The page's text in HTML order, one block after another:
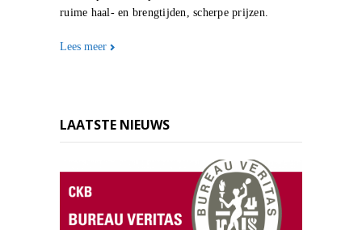
ruime haal- en brengtijden, scherpe prijzen.
Lees meer
LAATSTE NIEUWS